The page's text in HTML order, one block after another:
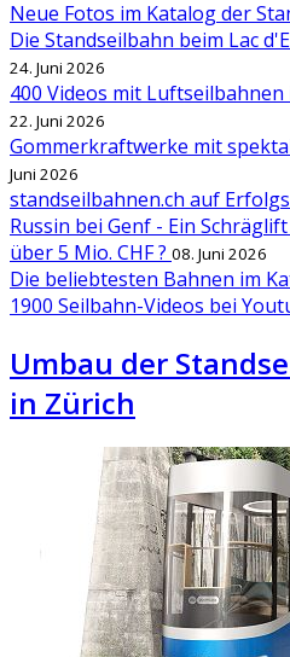
Neue Fotos im Katalog der
Die Standseilbahn beim Lac
24. Juni 2026
400 Videos mit
22. Juni 2026
Gommerkraftwerke mit
Juni 2026
standseilbahnen.ch auf
Russin bei Genf - Ein
über 5 Mio. CHF ? 08. Juni 2026
Die beliebtesten Bahnen im
1900 Seilbahn-Videos bei
Umbau der
in Zürich